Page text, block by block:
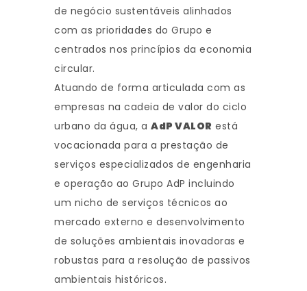
de negócio sustentáveis alinhados
com as prioridades do Grupo e
centrados nos princípios da economia
circular.
Atuando de forma articulada com as
empresas na cadeia de valor do ciclo
urbano da água, a AdP VALOR está
vocacionada para a prestação de
serviços especializados de engenharia
e operação ao Grupo AdP incluindo
um nicho de serviços técnicos ao
mercado externo e desenvolvimento
de soluções ambientais inovadoras e
robustas para a resolução de passivos
ambientais históricos.